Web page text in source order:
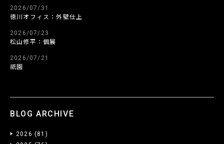
2026/07/31
徳川オフィス：外壁仕上
2026/07/23
松山修平：個展
2026/07/21
祇園
BLOG ARCHIVE
2026 (81)